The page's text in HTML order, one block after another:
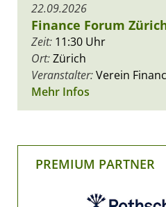
22.09.2026
Finance Forum
Zeit: 11:30 Uhr
Ort:Zürich
Veranstalter:Verein
Mehr Infos
PREMIUM PARTNER